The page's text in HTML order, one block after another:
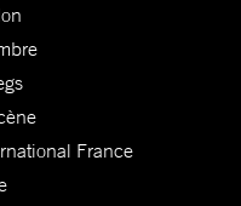
France